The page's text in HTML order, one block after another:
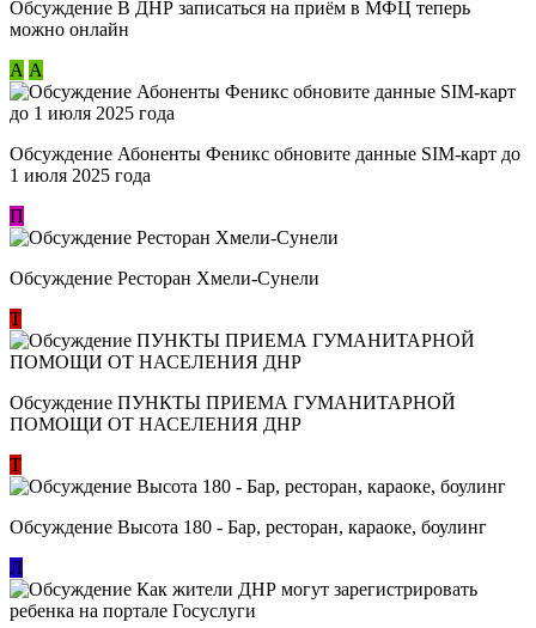
Обсуждение В ДНР записаться на приём в МФЦ теперь
можно онлайн
А А
Обсуждение Абоненты Феникс обновите данные SIM-карт до
1 июля 2025 года
П
Обсуждение Ресторан Хмели-Сунели
Т
Обсуждение ​ПУНКТЫ ПРИЕМА ГУМАНИТАРНОЙ
ПОМОЩИ ОТ НАСЕЛЕНИЯ ДНР
Т
Обсуждение Высота 180 - Бар, ресторан, караоке, боулинг
Л